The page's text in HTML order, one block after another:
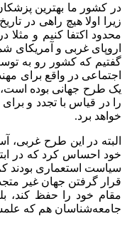
در کشور ما بهترین
زیرا اولا هیچ راهی در
محدود اکتفا کنیم و
اروپای غربی و آمریکای
گفتیم که کشور رو به
اجتماعی در واقع برای
یک طرح جهانی بوده
را در قیاس با تجدد و
خواهد برد.
البته در این طرح غربی،
خود احساس کرد که در
سیاست استعماری بودند
قرار گرفتن جهان غیر
مقام خود را حفظ کند،
جامعه‌شناسان هم که